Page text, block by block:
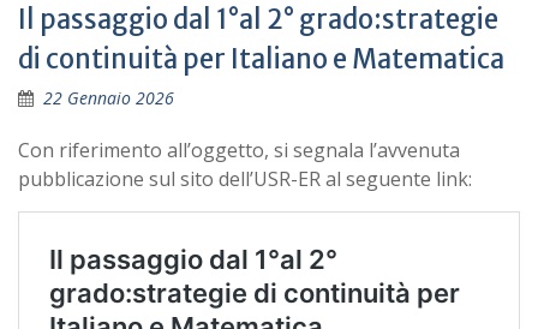
Il passaggio dal 1°al 2° grado:strategie
di continuità per Italiano e Matematica
22 Gennaio 2026
Con riferimento all’oggetto, si segnala l’avvenuta
pubblicazione sul sito dell’USR-ER al seguente link: